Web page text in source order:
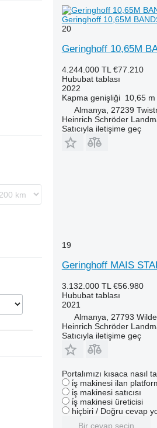
Geringhoff 10,65M
20
Geringhoff 10,65M
4.244.000 TL €77.210
Hububat tablası
2022
Kapma genişliği 10,65 m
Almanya, 27239
Heinrich Schröder
Satıcıyla iletişime geç
19
Geringhoff MAIS
3.132.000 TL €56.980
Hububat tablası
2021
Almanya, 27793
Heinrich Schröder
Satıcıyla iletişime geç
Portalımızı kısaca nasıl
i̇ş makinesi ilan
i̇ş makinesi satıcısı
i̇ş makinesi üreticisi
hiçbiri / Doğru cevap
Bir cevap seçin